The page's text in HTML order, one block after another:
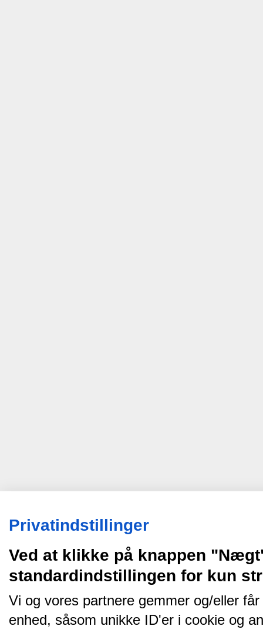
Privatindstillinger
Ved at klikke på knappen
standardindstillingen for kun
Vi og vores partnere gemmer og/eller
enhed, såsom unikke ID'er i cookie og